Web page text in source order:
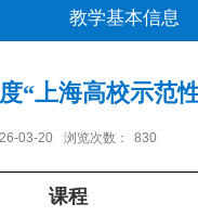
教学基本信息
“上海高校示范
03-20 浏览次数： 830
课程